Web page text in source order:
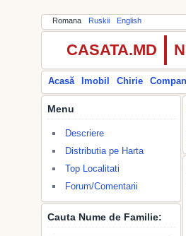
Romana Ruskii English
CASATA.MD
Acasă Imobil Chirie
Menu
Descriere
Distributia pe Harta
Top Localitati
Forum/Comentarii
Cauta Nume de Familie: